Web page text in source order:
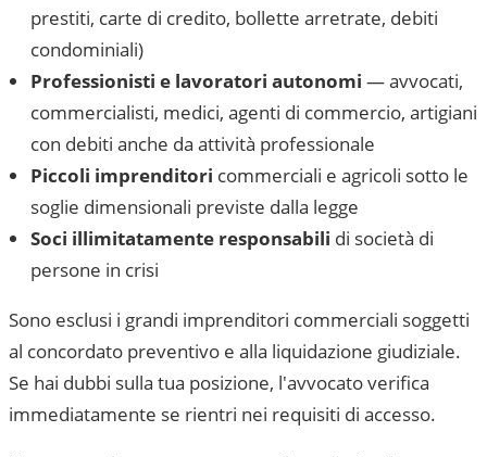
prestiti, carte di credito, bollette arretrate, debiti
condominiali)
Professionisti e lavoratori autonomi — avvocati,
commercialisti, medici, agenti di commercio, artigiani
con debiti anche da attività professionale
Piccoli imprenditori commerciali e agricoli sotto le
soglie dimensionali previste dalla legge
Soci illimitatamente responsabili di società di
persone in crisi
Sono esclusi i grandi imprenditori commerciali soggetti
al concordato preventivo e alla liquidazione giudiziale.
Se hai dubbi sulla tua posizione, l'avvocato verifica
immediatamente se rientri nei requisiti di accesso.